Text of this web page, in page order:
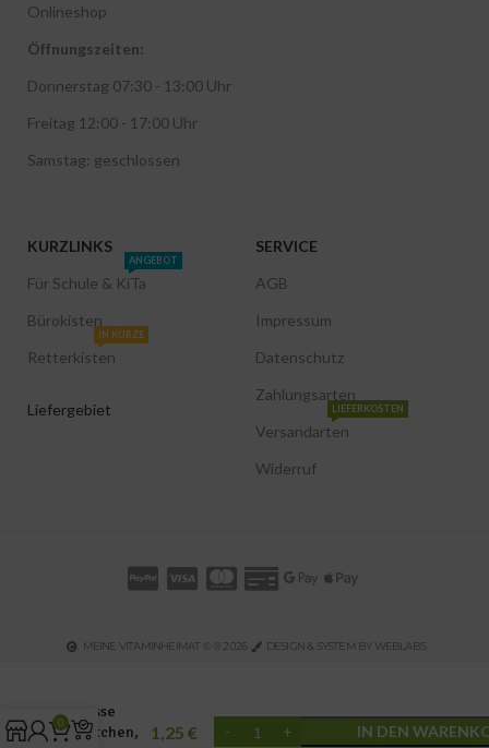
Onlineshop
Öffnungszeiten:
Donnerstag 07:30 - 13:00 Uhr
Freitag 12:00 - 17:00 Uhr
Samstag: geschlossen
KURZLINKS
Für Schule & KiTa
ANGEBOT
Bürokisten
Retterkisten
IN KÜRZE
Liefergebiet
SERVICE
AGB
Impressum
Datenschutz
Zahlungsarten
Versandarten
LIEFERKOSTEN
Widerruf
MEINE VITAMINHEIMAT © ® 2026 DESIGN & SYSTEM BY WEBLABS
Kresse
Kästchen,
1,25 € IN DEN
0